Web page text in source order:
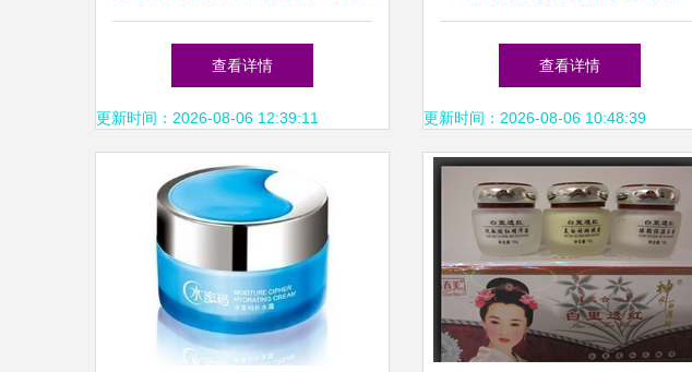
批发、加盟与连锁经营的机遇
与路径
查看详情
更新时间：2026-08-06 12:39:11
OEM解决方案，助力化妆品
品牌高效市场铺货
查看详情
更新时间：2026-08-06 10:48:39